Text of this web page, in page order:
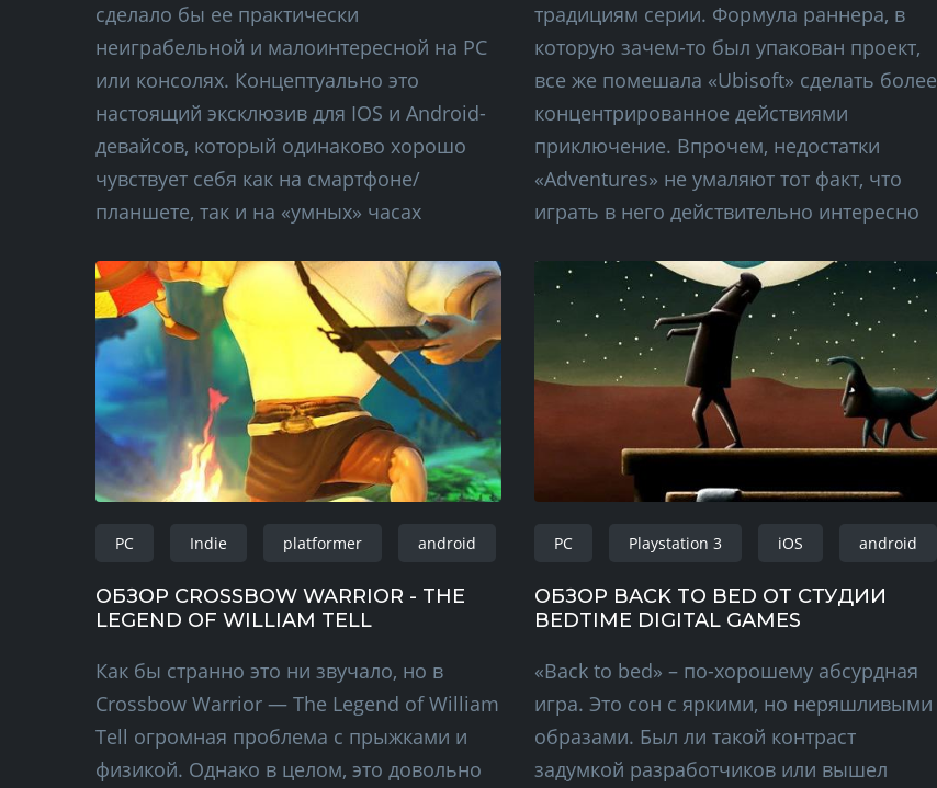
сделало бы ее практически
неиграбельной и малоинтересной на PC
или консолях. Концептуально это
настоящий эксклюзив для IOS и Android-
девайсов, который одинаково хорошо
чувствует себя как на смартфоне/
планшете, так и на «умных» часах
традициям серии. Формула раннера, в
которую зачем-то был упакован проект,
все же помешала «Ubisoft» сделать более
концентрированное действиями
приключение. Впрочем, недостатки
«Adventures» не умаляют тот факт, что
играть в него действительно интересно
PC Indie platformer android
ОБЗОР CROSSBOW WARRIOR - THE
LEGEND OF WILLIAM TELL
Как бы странно это ни звучало, но в
Crossbow Warrior — The Legend of William
Tell огромная проблема с прыжками и
физикой. Однако в целом, это довольно
PC Playstation 3 iOS android
ОБЗОР BACK TO BED ОТ СТУДИИ
BEDTIME DIGITAL GAMES
«Back to bed» – по-хорошему абсурдная
игра. Это сон с яркими, но неряшливыми
образами. Был ли такой контраст
задумкой разработчиков или вышел